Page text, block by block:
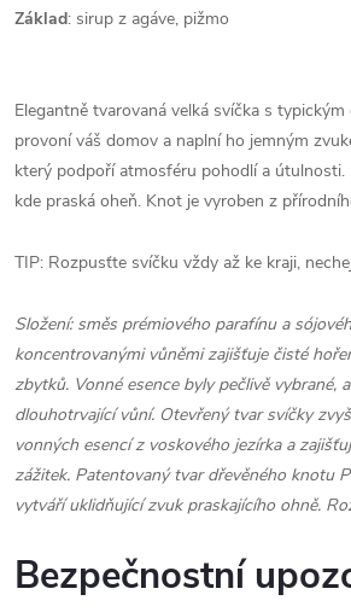
Základ: sirup z agáve, pižmo
Elegantně tvarovaná velká svíčka s
provoní váš domov a naplní ho jemným
který podpoří atmosféru pohodlí a
kde praská oheň. Knot je vyroben z
TIP: Rozpusťte svíčku vždy až ke kraji,
Složení: směs prémiového parafínu a
koncentrovanými vůněmi zajišťuje čisté
zbytků. Vonné esence byly pečlivě vybrané,
dlouhotrvající vůní. Otevřený tvar svíčky
vonných esencí z voskového jezírka a
zážitek. Patentovaný tvar dřevěného knotu
vytváří uklidňující zvuk praskajícího ohně.
Bezpečnostní